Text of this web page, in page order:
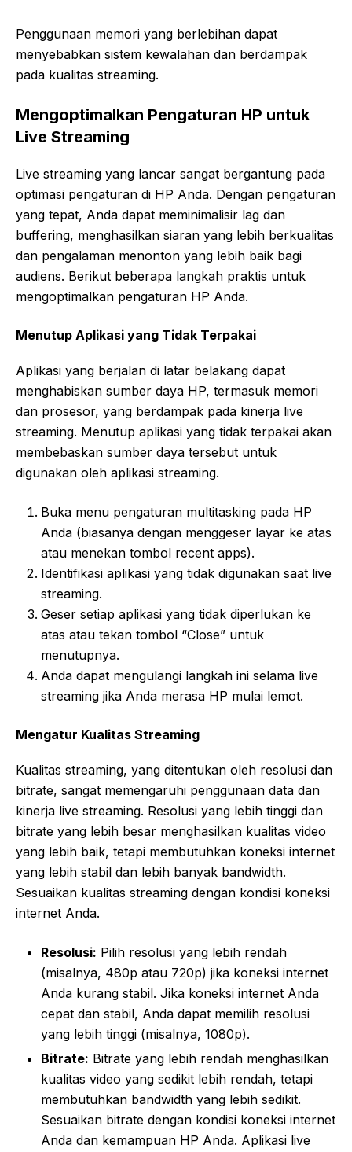
Penggunaan memori yang berlebihan dapat
menyebabkan sistem kewalahan dan berdampak
pada kualitas streaming.
Mengoptimalkan Pengaturan HP untuk
Live Streaming
Live streaming yang lancar sangat bergantung pada
optimasi pengaturan di HP Anda. Dengan pengaturan
yang tepat, Anda dapat meminimalisir lag dan
buffering, menghasilkan siaran yang lebih berkualitas
dan pengalaman menonton yang lebih baik bagi
audiens. Berikut beberapa langkah praktis untuk
mengoptimalkan pengaturan HP Anda.
Menutup Aplikasi yang Tidak Terpakai
Aplikasi yang berjalan di latar belakang dapat
menghabiskan sumber daya HP, termasuk memori
dan prosesor, yang berdampak pada kinerja live
streaming. Menutup aplikasi yang tidak terpakai akan
membebaskan sumber daya tersebut untuk
digunakan oleh aplikasi streaming.
Buka menu pengaturan multitasking pada HP
Anda (biasanya dengan menggeser layar ke atas
atau menekan tombol recent apps).
Identifikasi aplikasi yang tidak digunakan saat live
streaming.
Geser setiap aplikasi yang tidak diperlukan ke
atas atau tekan tombol “Close” untuk
menutupnya.
Anda dapat mengulangi langkah ini selama live
streaming jika Anda merasa HP mulai lemot.
Mengatur Kualitas Streaming
Kualitas streaming, yang ditentukan oleh resolusi dan
bitrate, sangat memengaruhi penggunaan data dan
kinerja live streaming. Resolusi yang lebih tinggi dan
bitrate yang lebih besar menghasilkan kualitas video
yang lebih baik, tetapi membutuhkan koneksi internet
yang lebih stabil dan lebih banyak bandwidth.
Sesuaikan kualitas streaming dengan kondisi koneksi
internet Anda.
Resolusi: Pilih resolusi yang lebih rendah
(misalnya, 480p atau 720p) jika koneksi internet
Anda kurang stabil. Jika koneksi internet Anda
cepat dan stabil, Anda dapat memilih resolusi
yang lebih tinggi (misalnya, 1080p).
Bitrate: Bitrate yang lebih rendah menghasilkan
kualitas video yang sedikit lebih rendah, tetapi
membutuhkan bandwidth yang lebih sedikit.
Sesuaikan bitrate dengan kondisi koneksi internet
Anda dan kemampuan HP Anda. Aplikasi live